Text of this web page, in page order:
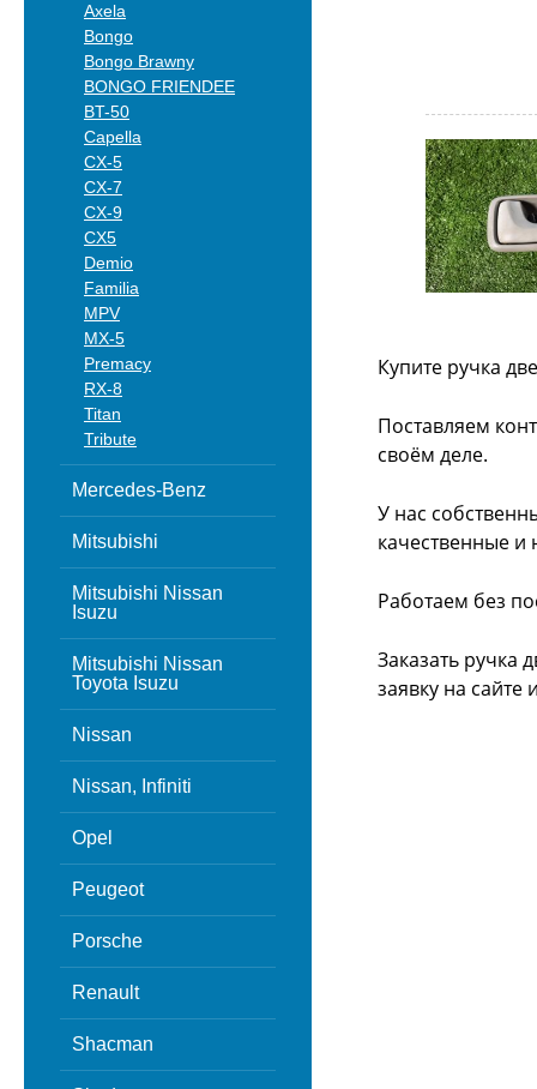
Axela
Bongo
Bongo Brawny
BONGO FRIENDEE
BT-50
Capella
CX-5
CX-7
CX-9
CX5
Demio
Familia
MPV
MX-5
Premacy
RX-8
Titan
Tribute
Mercedes-Benz
Mitsubishi
Mitsubishi Nissan
Isuzu
Mitsubishi Nissan
Toyota Isuzu
Nissan
Nissan, Infiniti
Opel
Peugeot
Porsche
Renault
Shacman
Купите ручка
Поставляем
своём деле.
У нас
качественные и
Работаем без
Заказать ручка
заявку на сайте